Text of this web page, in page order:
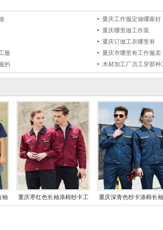
重庆工作服定做哪家好
重庆哪里做工作装
重庆订做工衣哪里有
服
重庆市哪里有工作服卖
的
木材加工厂员工穿那种
袖
重庆枣红色长袖涤棉纱卡工
作服
重庆深青色纱卡涤棉长
作服